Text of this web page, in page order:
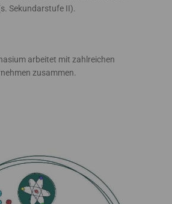
Sekundarstufe II).
arbeitet mit zahlreichen
zusammen.